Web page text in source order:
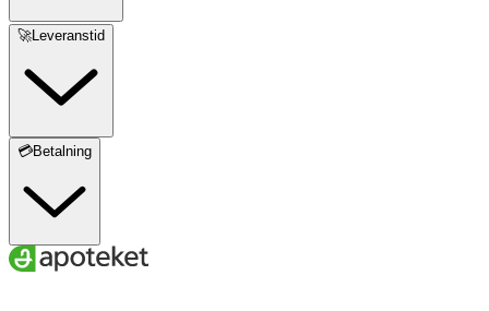
🚀Leveranstid
💳Betalning